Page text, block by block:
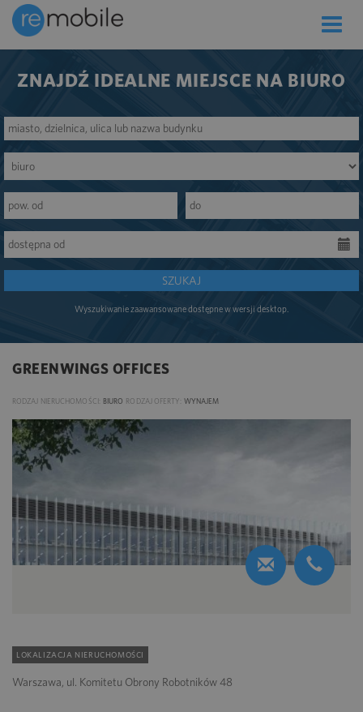
Toggle
ZNAJDŹ IDEALNE MIEJSCE NA BIURO
SZUKAJ
Wyszukiwanie zaawansowane dostępne w wersji desktop.
GREENWINGS OFFICES
RODZAJ NIERUCHOMOŚCI: BIURO RODZAJ OFERTY: WYNAJEM
LOKALIZACJA NIERUCHOMOŚCI
Warszawa, ul. Komitetu Obrony Robotników 48